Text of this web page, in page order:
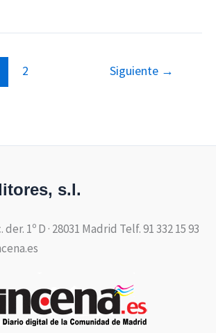
2 Siguiente →
s.l.
1º D · 28031 Madrid Telf. 91 332 15 93